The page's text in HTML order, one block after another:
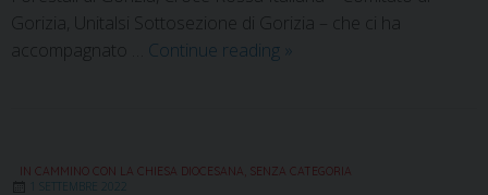
Gorizia, Unitalsi Sottosezione di Gorizia – che ci ha
accompagnato … Continue reading »
IN CAMMINO CON LA CHIESA DIOCESANA SENZA CATEGORIA
1 SETTEMBRE 2022